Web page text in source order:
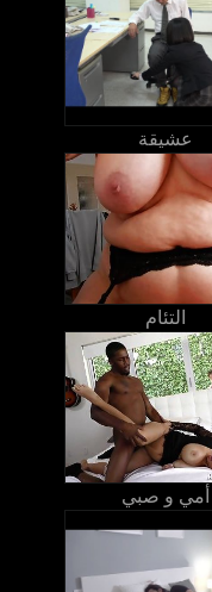
عشيقة
التئام
أمي و صبي